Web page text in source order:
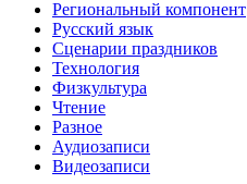
Региональный компонент
Русский язык
Сценарии праздников
Технология
Физкультура
Чтение
Разное
Аудиозаписи
Видеозаписи